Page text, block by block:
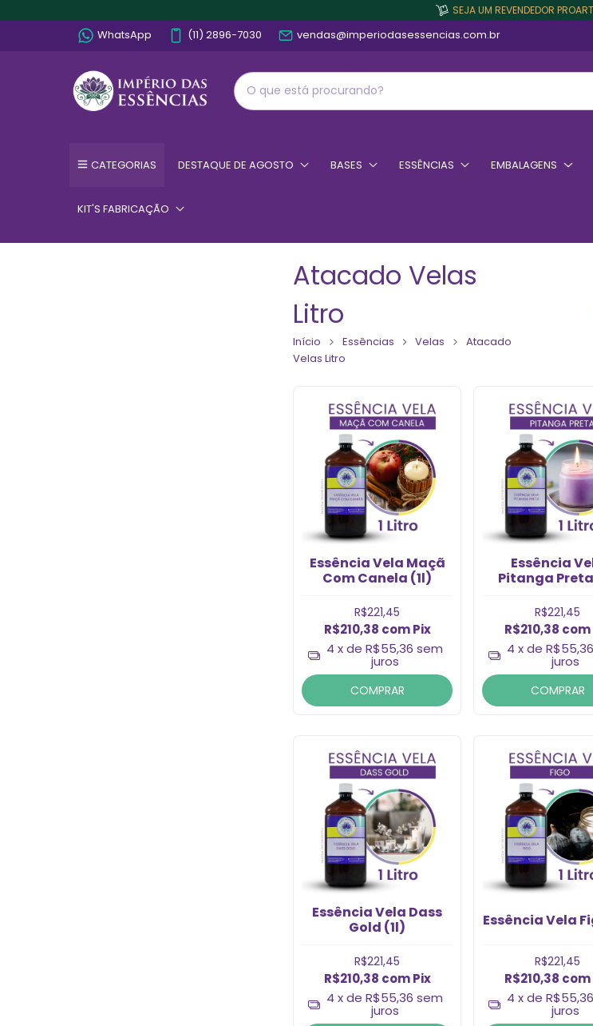
SEJA UM REVENDEDOR
WhatsApp (11) 2896-7030 vendas@imperiodasessencias.com.br
CATEGORIAS DESTAQUE DE AGOSTO BASES ESSÊNCIAS EMBALAGENS
KIT'S FABRICAÇÃO
Atacado Velas
Litro
Início Essências Velas
Atacado
Velas Litro
Essência Vela Maç
Com Canela (1l)
R$221,45
R$210,38 com Pix
4 x deR$55,36 sem
juros
COMPRAR
Essência
Pitanga
R$221,45
R$210,38 com
4 x deR$55,36
juros
COMPRAR
Essência Vela Dass
Gold (1l)
R$221,45
R$210,38 com Pix
4 x deR$55,36 sem
juros
Essência Vela
R$221,45
R$210,38 com
4 x deR$55,36
juros